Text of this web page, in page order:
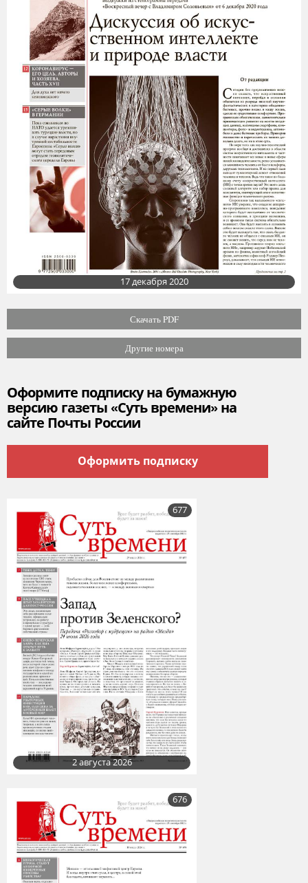
17 декабря 2020
Скачать PDF
Другие номера
Оформите подписку на бумажную
версию газеты «Суть времени» на
сайте Почты России
Оформить подписку
677
2 августа 2026
676